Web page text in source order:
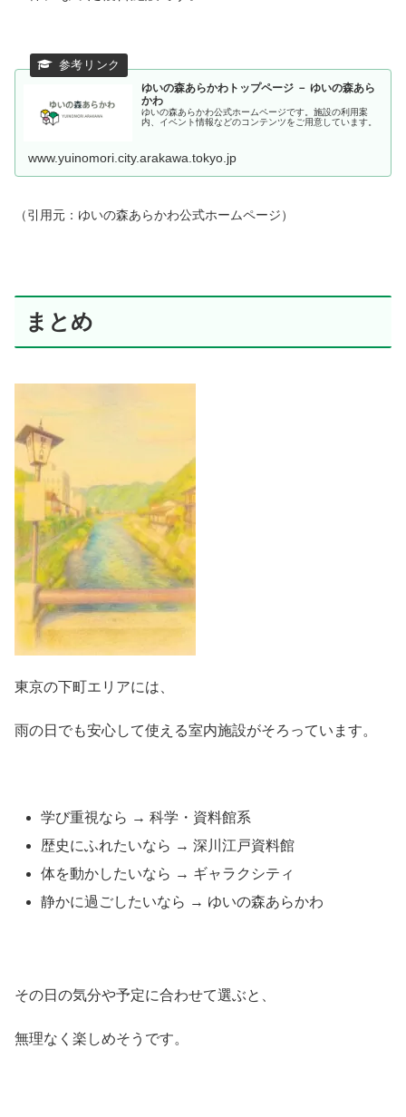
ゆいの森あらかわトップページ － ゆいの森あら
かわ
ゆいの森あらかわ公式ホームページです。施設の利用案
内、イベント情報などのコンテンツをご用意しています。
www.yuinomori.city.arakawa.tokyo.jp
（引用元：ゆいの森あらかわ公式ホームページ）
まとめ
東京の下町エリアには、
雨の日でも安心して使える室内施設がそろっています。
学び重視なら → 科学・資料館系
歴史にふれたいなら → 深川江戸資料館
体を動かしたいなら → ギャラクシティ
静かに過ごしたいなら → ゆいの森あらかわ
その日の気分や予定に合わせて選ぶと、
無理なく楽しめそうです。